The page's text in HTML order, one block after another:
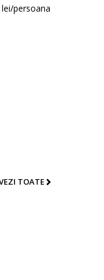
persoana
TOATE